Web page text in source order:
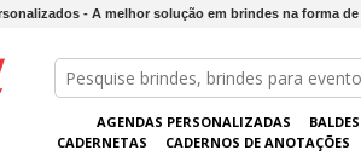
- A melhor solução em brindes na forma
AGENDAS PERSONALIZADAS
CADERNETAS
CADERNOS DE ANOTAÇÕES